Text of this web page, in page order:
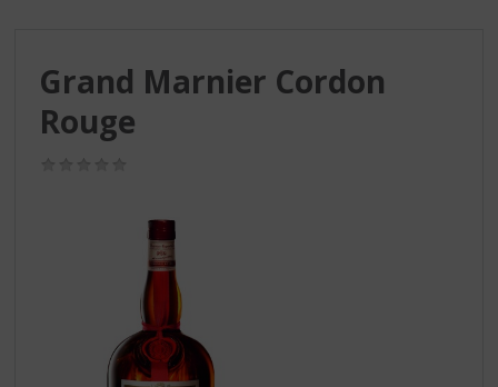
Grand Marnier Cordon
Rouge